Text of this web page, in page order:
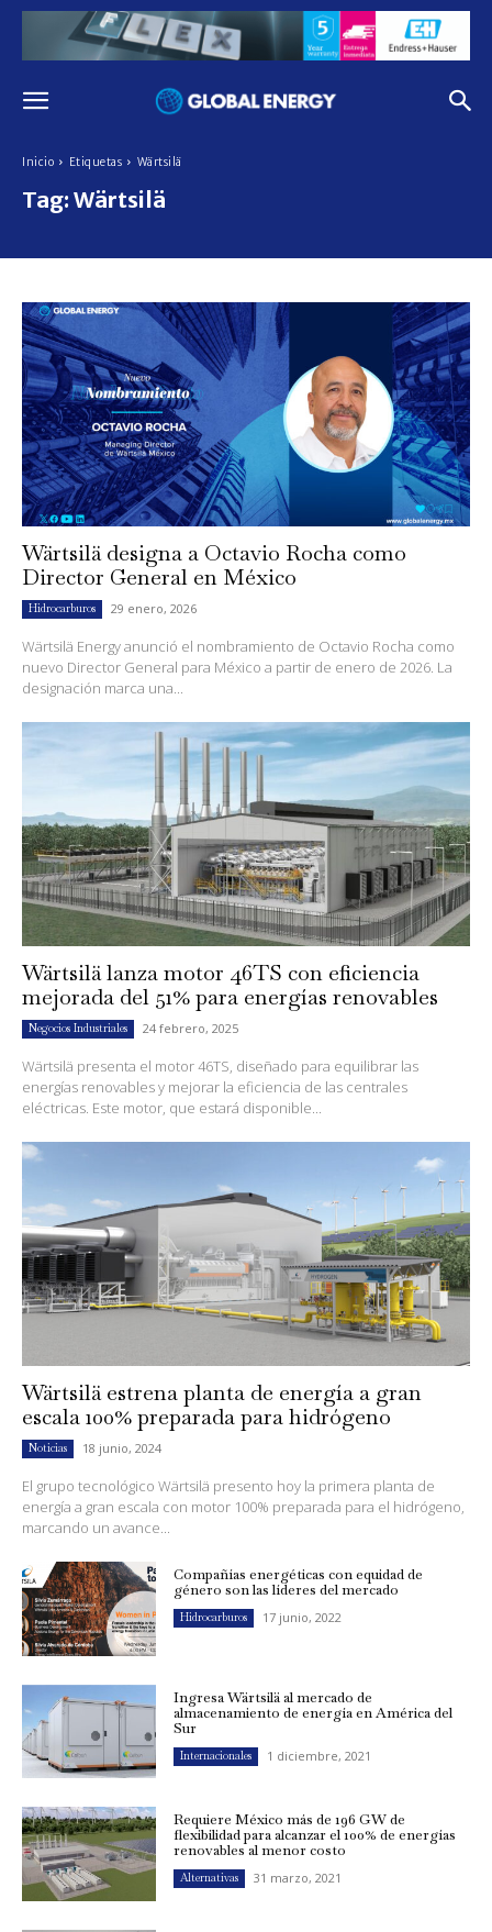
Inicio Etiquetas Wärtsilä
Tag: Wärtsilä
Wärtsilä designa a Octavio Rocha como
Director General en México
Hidrocarburos 29 enero, 2026
Wärtsilä Energy anunció el nombramiento de Octavio Rocha como
nuevo Director General para México a partir de enero de 2026. La
designación marca una...
Wärtsilä lanza motor 46TS con eficiencia
mejorada del 51% para energías renovables
Negocios Industriales 24 febrero, 2025
Wärtsilä presenta el motor 46TS, diseñado para equilibrar las
energías renovables y mejorar la eficiencia de las centrales
eléctricas. Este motor, que estará disponible...
Wärtsilä estrena planta de energía a gran
escala 100% preparada para hidrógeno
Noticias 18 junio, 2024
El grupo tecnológico Wärtsilä presento hoy la primera planta de
energía a gran escala con motor 100% preparada para el hidrógeno,
marcando un avance...
Compañías energéticas con equidad de
género son las líderes del mercado
Hidrocarburos 17 junio, 2022
Ingresa Wärtsilä al mercado de
almacenamiento de energía en América del
Sur
Internacionales 1 diciembre, 2021
Requiere México más de 196 GW de
flexibilidad para alcanzar el 100% de energías
renovables al menor costo
Alternativas 31 marzo, 2021